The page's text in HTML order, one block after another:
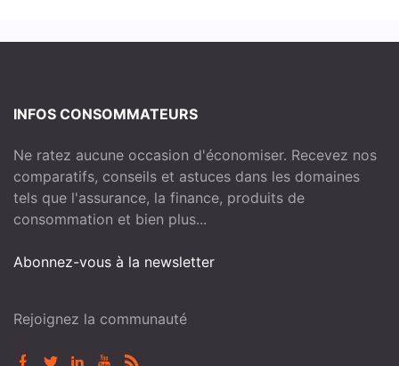
INFOS CONSOMMATEURS
Ne ratez aucune occasion d'économiser. Recevez nos
comparatifs, conseils et astuces dans les domaines
tels que l'assurance, la finance, produits de
consommation et bien plus...
Abonnez-vous à la newsletter
Rejoignez la communauté